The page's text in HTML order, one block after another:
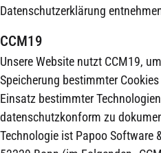
Datenschutzerklärung
CCM19
Unsere Website nutzt CCM19,
Speicherung bestimmter
Einsatz bestimmter
datenschutzkonform zu
Technologie ist Papoo Software